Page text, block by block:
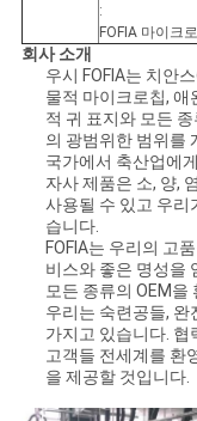
:
FOFIA 마이크
회사 소개
우시 FOFIA는 치안
물적 마이크로칩, 애
적 귀 표지와 모든
의 광범위한 범위를
국가에서 축산업에
자사 제품은 소, 양,
사용될 수 있고 우리
습니다.
FOFIA는 우리의 고
비스와 좋은 명성을
모든 종류의 OEM을
우리는 숙련공들, 완
가지고 있습니다. 협
고객들 전세계를 환
을 제공할 것입니다.